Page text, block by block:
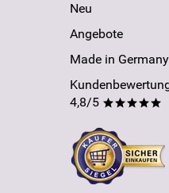
Neu
Angebote
Made in Germany
4,8/5 *****